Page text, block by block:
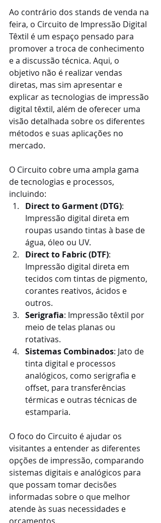
Ao contrário dos stands de venda na
feira, o Circuito de Impressão Digital
Têxtil é um espaço pensado para
promover a troca de conhecimento
e a discussão técnica. Aqui, o
objetivo não é realizar vendas
diretas, mas sim apresentar e
explicar as tecnologias de impressão
digital têxtil, além de oferecer uma
visão detalhada sobre os diferentes
métodos e suas aplicações no
mercado.
O Circuito cobre uma ampla gama
de tecnologias e processos,
incluindo:
Direct to Garment (DTG):
Impressão digital direta em
roupas usando tintas à base de
água, óleo ou UV.
Direct to Fabric (DTF):
Impressão digital direta em
tecidos com tintas de pigmento,
corantes reativos, ácidos e
outros.
Serigrafia: Impressão têxtil por
meio de telas planas ou
rotativas.
Sistemas Combinados: Jato de
tinta digital e processos
analógicos, como serigrafia e
offset, para transferências
térmicas e outras técnicas de
estamparia.
O foco do Circuito é ajudar os
visitantes a entender as diferentes
opções de impressão, comparando
sistemas digitais e analógicos para
que possam tomar decisões
informadas sobre o que melhor
atende às suas necessidades e